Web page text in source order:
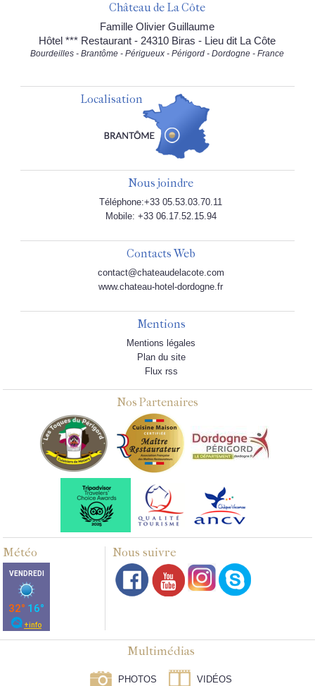
Château de La Côte
Famille Olivier Guillaume
Hôtel *** Restaurant - 24310 Biras - Lieu dit La Côte
Bourdeilles - Brantôme - Périgueux - Périgord - Dordogne - France
Localisation
Nous joindre
Téléphone:+33 05.53.03.70.11
Mobile: +33 06.17.52.15.94
Contacts Web
contact@chateaudelacote.com
www.chateau-hotel-dordogne.fr
Mentions
Mentions légales
Plan du site
Flux rss
Nos Partenaires
Météo Nous suivre
Multimédias
PHOTOS VIDÉOS